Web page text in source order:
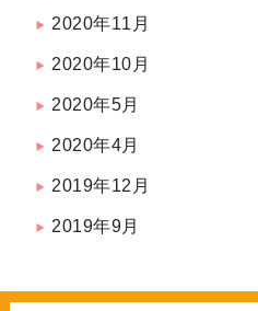
2020年11月
2020年10月
2020年5月
2020年4月
2019年12月
2019年9月